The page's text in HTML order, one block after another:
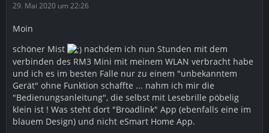
29. Mai 2020 um 22:26
Moin
schöner Mist
nachdem ich nun Stunden mit dem
verbinden des RM3 Mini mit meinem WLAN verbracht habe
und ich es im besten Falle nur zu einem "unbekanntem
Gerät" ohne Funktion schaffte ... nahm ich mir die
"Bedienungsanleitung", die selbst mit Lesebrille pöbelig
klein ist ! Was steht dort "Broadlink" App (ebenfalls eine im
blauem Design) und nicht eSmart Home App.